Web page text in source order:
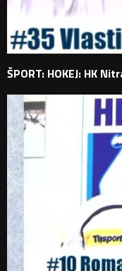
ŠPORT: HOKEJ: HK